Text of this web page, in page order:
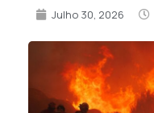
Julho 30, 2026